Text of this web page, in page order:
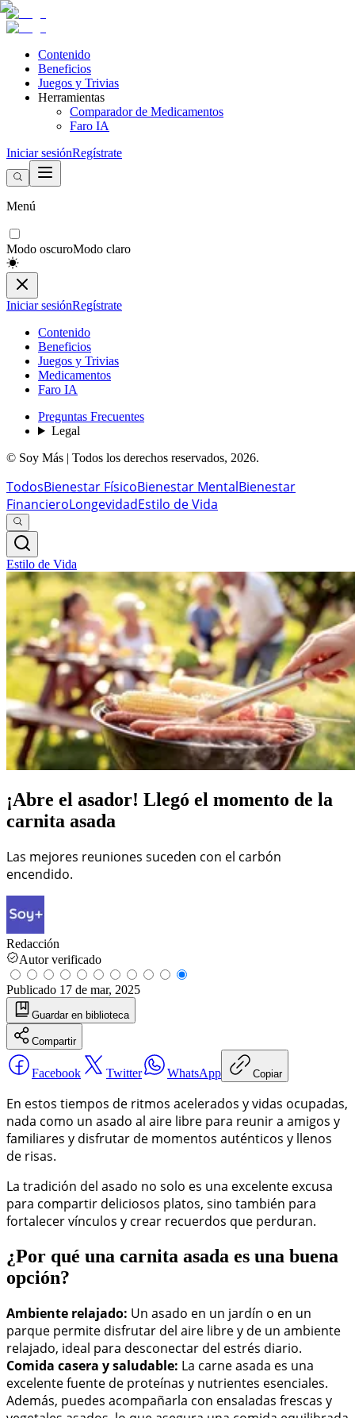
Contenido
Beneficios
Juegos y Trivias
Herramientas
Comparador de Medicamentos
Faro IA
Iniciar sesiónRegístrate
Menú
Modo oscuroModo claro
Iniciar sesiónRegístrate
Contenido
Beneficios
Juegos y Trivias
Medicamentos
Faro IA
Preguntas Frecuentes
Legal
© Soy Más | Todos los derechos reservados, 2026.
TodosBienestar FísicoBienestar MentalBienestar
FinancieroLongevidadEstilo de Vida
Estilo de Vida
¡Abre el asador! Llegó el momento de la
carnita asada
Las mejores reuniones suceden con el carbón
encendido.
Redacción
Autor verificado
Publicado 17 de mar, 2025
Guardar en biblioteca
Compartir
Facebook Twitter WhatsApp Copiar
En estos tiempos de ritmos acelerados y vidas ocupadas,
nada como un asado al aire libre para reunir a amigos y
familiares y disfrutar de momentos auténticos y llenos
de risas.
La tradición del asado no solo es una excelente excusa
para compartir deliciosos platos, sino también para
fortalecer vínculos y crear recuerdos que perduran.
¿Por qué una carnita asada es una buena
opción?
Ambiente relajado: Un asado en un jardín o en un
parque permite disfrutar del aire libre y de un ambiente
relajado, ideal para desconectar del estrés diario.
Comida casera y saludable: La carne asada es una
excelente fuente de proteínas y nutrientes esenciales.
Además, puedes acompañarla con ensaladas frescas y